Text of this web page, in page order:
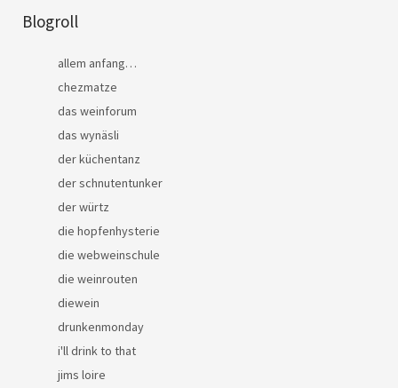
Blogroll
allem anfang…
chezmatze
das weinforum
das wynäsli
der küchentanz
der schnutentunker
der würtz
die hopfenhysterie
die webweinschule
die weinrouten
diewein
drunkenmonday
i'll drink to that
jims loire